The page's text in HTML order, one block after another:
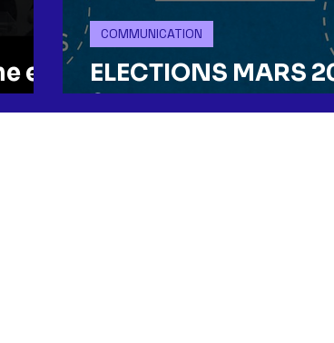
en
ELECTIONS MARS
SFRD
COMMUNICATION